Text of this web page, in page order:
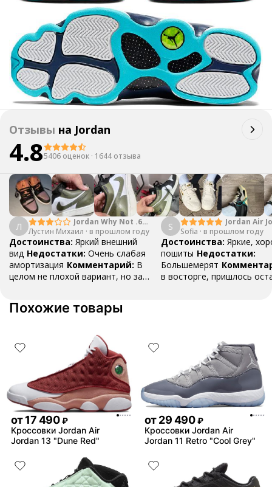
Отзывы на Jordan
4.85406 оценок · 1644 отзыва
Л
Jordan Why Not .6
"Bright Crimson" PF
Лустин Михаил · в прошлом году
Достоинства: Яркий внешний
вид Недостатки: Очень слабая
амортизация Комментарий: В
целом не плохой вариант, но за
баскетбольных кроссовок
S
Jordan Air
Mid SE
Sofia · в прошлом году
Достоинства: Яркие,
пошиты Недостатки:
Большемерят
в восторге, пришлось
Похожие товары
от17 490 ₽
Кроссовки Jordan Air
Jordan 13 "Dune Red"
от29 490 ₽
Кроссовки Jordan Air
Jordan 11 Retro "Cool Grey"